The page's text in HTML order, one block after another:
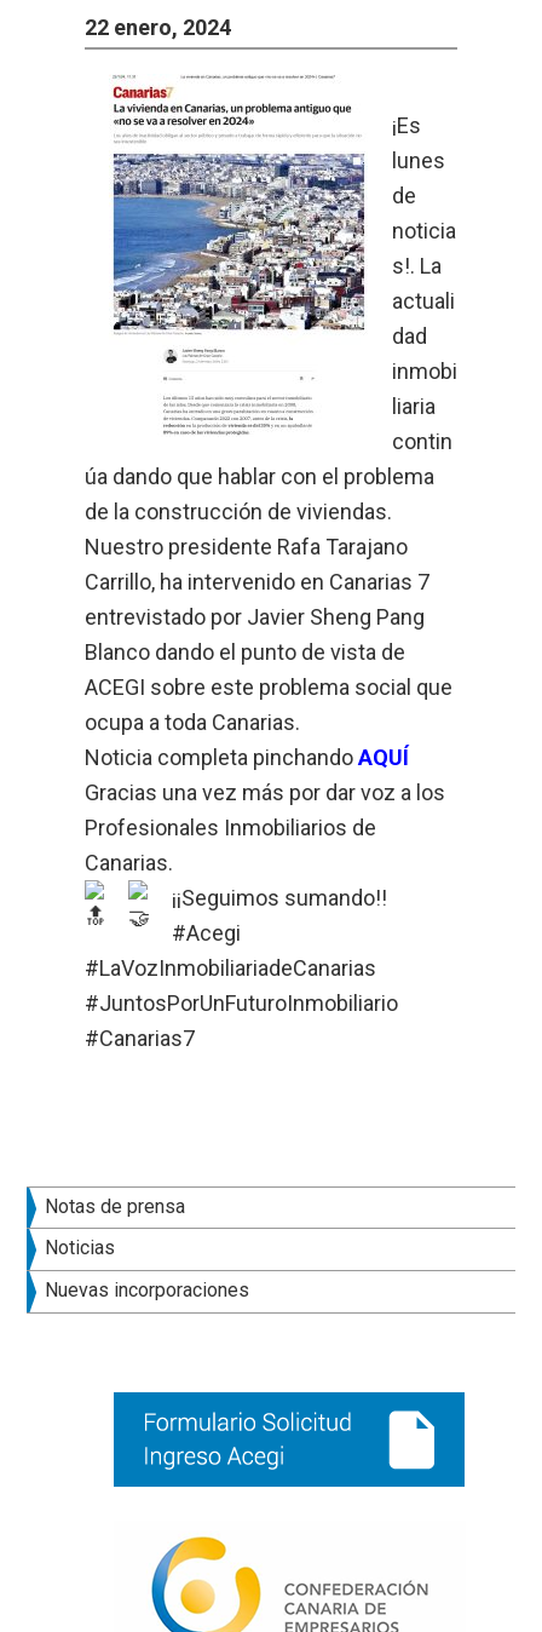
22 enero, 2024
¡Es
lunes
de
noticia
s!. La
actuali
dad
inmobi
liaria
contin
úa dando que hablar con el problema
de la construcción de viviendas.
Nuestro presidente Rafa Tarajano
Carrillo, ha intervenido en Canarias 7
entrevistado por Javier Sheng Pang
Blanco dando el punto de vista de
ACEGI sobre este problema social que
ocupa a toda Canarias.
Noticia completa pinchandoAQUÍ
Gracias una vez más por dar voz a los
Profesionales Inmobiliarios de
Canarias.
¡¡Seguimos sumando!!
#Acegi
#LaVozInmobiliariadeCanarias
#JuntosPorUnFuturoInmobiliario
#Canarias7
Barra
lateral
principal
Notas de prensa
Noticias
Nuevas incorporaciones